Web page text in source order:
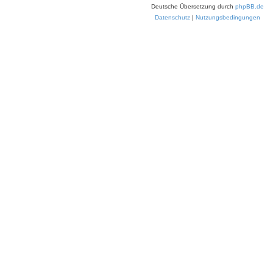
Deutsche Übersetzung durch phpBB.de
Datenschutz | Nutzungsbedingungen